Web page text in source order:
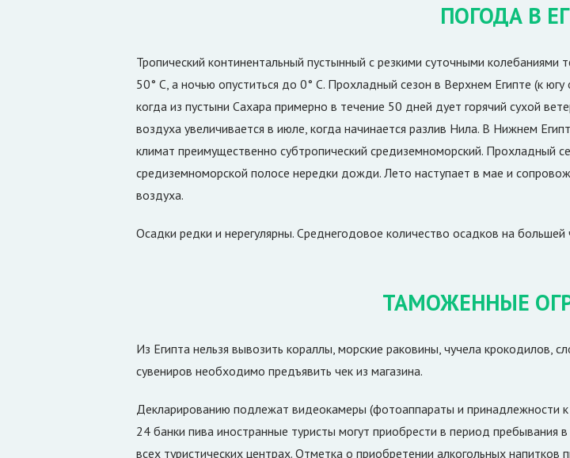
ПОГОДА В
Тропический континентальный пустынный с резкими суточными
50° С, а ночью опуститься до 0° С. Прохладный сезон в Верхнем Египте (к
когда из пустыни Сахара примерно в течение 50 дней дует горячий сухой
воздуха увеличивается в июле, когда начинается разлив Нила. В Нижнем
климат преимущественно субтропический средиземноморский. Прохладный
средиземноморской полосе нередки дожди. Лето наступает в мае и
воздуха.
Осадки редки и нерегулярны. Среднегодовое количество осадков на
ТАМОЖЕННЫЕ
Из Египта нельзя вывозить кораллы, морские раковины, чучела крокодилов,
сувениров необходимо предъявить чек из магазина.
Декларированию подлежат видеокамеры (фотоаппараты и принадлежности к
24 банки пива иностранные туристы могут приобрести в период пребывания
всех туристических центрах. Отметка о приобретении алкогольных напитков